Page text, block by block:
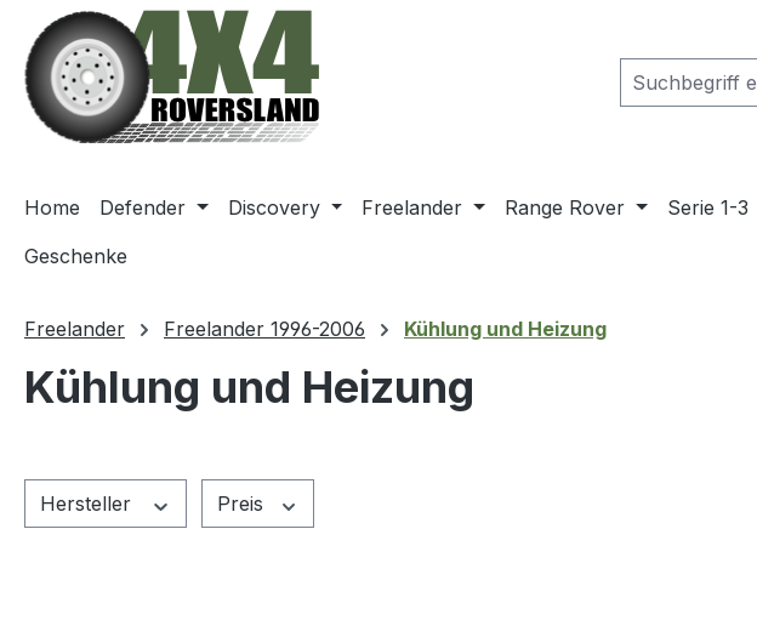
Hauptinhalt springen
Zur Suche springen
Zur Hauptnavigation springen
Home Defender Discovery Freelander Range Rover Serie 1-3
Geschenke
Freelander Freelander 1996-2006 Kühlung und Heizung
Kühlung und Heizung
Hersteller Preis